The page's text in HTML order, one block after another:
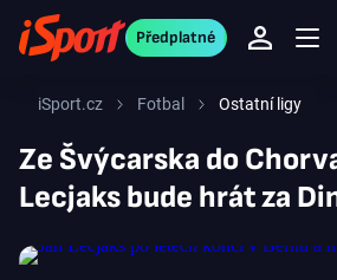
Předplatné
iSport.cz Fotbal Ostatní ligy
Ze Švýcarska do
Lecjaks bude hrát za